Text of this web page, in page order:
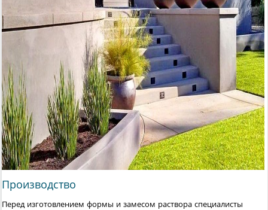
Производство
Перед изготовлением формы и замесом раствора специалисты